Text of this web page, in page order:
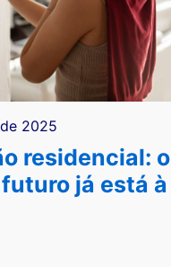
2025
residencial: o
já está à